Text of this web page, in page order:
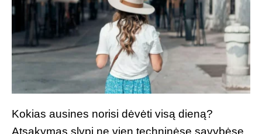
Kokias ausines norisi dėvėti visą dieną?
Atsakymas slypi ne vien techninėse savybėse